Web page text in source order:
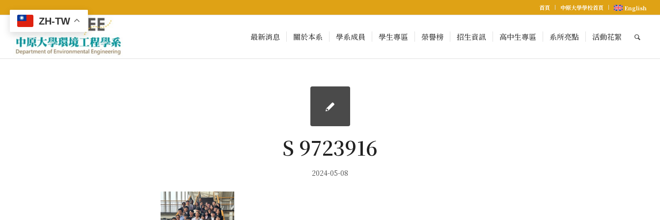
首頁 中原大學學校首頁 English
最新消息 關於本系 學系成員 學生專區 榮譽榜 招生資訊 高中生專區 系所亮點 活動花絮
S 9723916
2024-05-08
ZH-TW